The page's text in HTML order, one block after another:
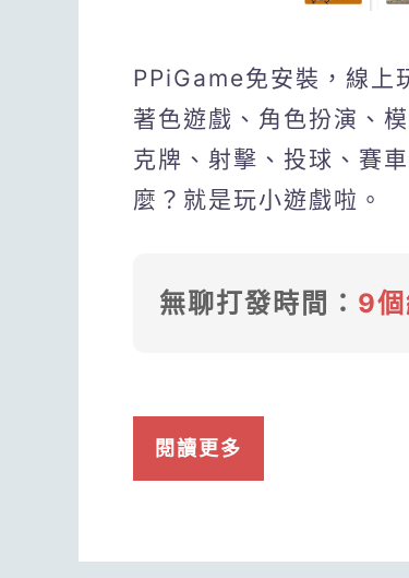
PPiGame免安裝，線上
著色遊戲、角色扮演、
克牌、射擊、投球、賽
麼？就是玩小遊戲啦。
無聊打發時間： 9
閱讀更多